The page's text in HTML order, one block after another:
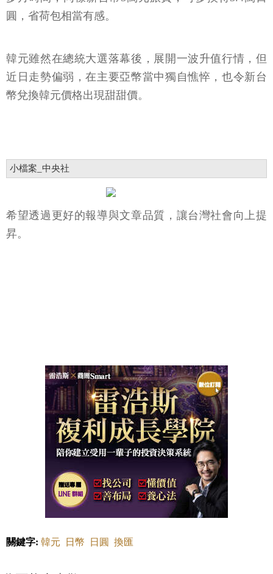
圓，省荷包相當有感。
韓元雖然在總統大選落幕後，展開一波升值行情，但
近日走勢偏弱，在主要亞幣當中獨自憔悴，也令新台
幣兌換韓元價格出現甜甜價。
小檔案_中央社
希望透過更好的報導與文章品質，讓台灣社會向上提
昇。
關鍵字: 韓元 日幣 日圓 換匯